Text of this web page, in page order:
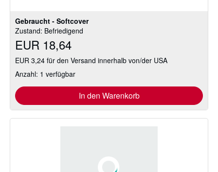
Gebraucht - Softcover
Zustand: Befriedigend
EUR 18,64
EUR 3,24 für den Versand innerhalb von/der USA
Anzahl: 1 verfügbar
In den Warenkorb